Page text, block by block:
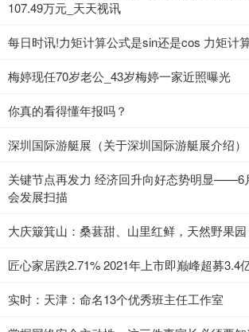
107.49万元_天天视讯
每日时讯!力矩计算公式是sin还是cos 力矩计
梅婷现任70岁老公_43岁梅婷一家近照曝光
你真的看得懂年报吗？
深圳国际游艇展（关于深圳国际游艇展介绍）
关键节点再发力 经济回升向好态势明显——6
会发展扫描
大庆簸箕山：桑葚甜、山里红鲜，天然野果
匠心家居跌2.71% 2021年上市即巅峰超募3.4
实时：天津：命名13个优秀班主任工作室